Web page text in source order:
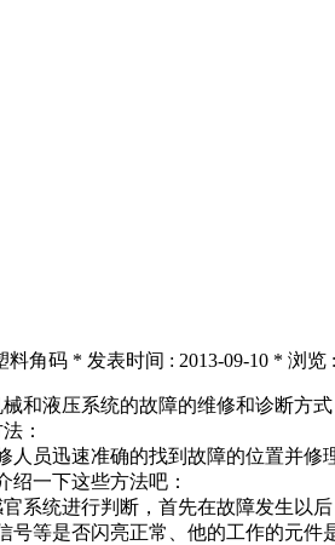
料角码 * 发表时间 : 2013-09-10 * 浏览
和液压系统的故障的维修和诊断方
：
员迅速准确的找到故障的位置并
一下这些方法吧：
统进行判断，首先在故障发生以
等是否闪亮正常、他的工作的元